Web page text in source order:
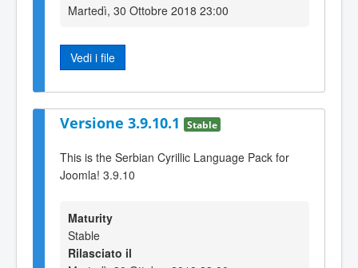
Martedì, 30 Ottobre 2018 23:00
Vedi i file
Versione 3.9.10.1 Stable
This is the Serbian Cyrillic Language Pack for
Joomla! 3.9.10
Maturity
Stable
Rilasciato il